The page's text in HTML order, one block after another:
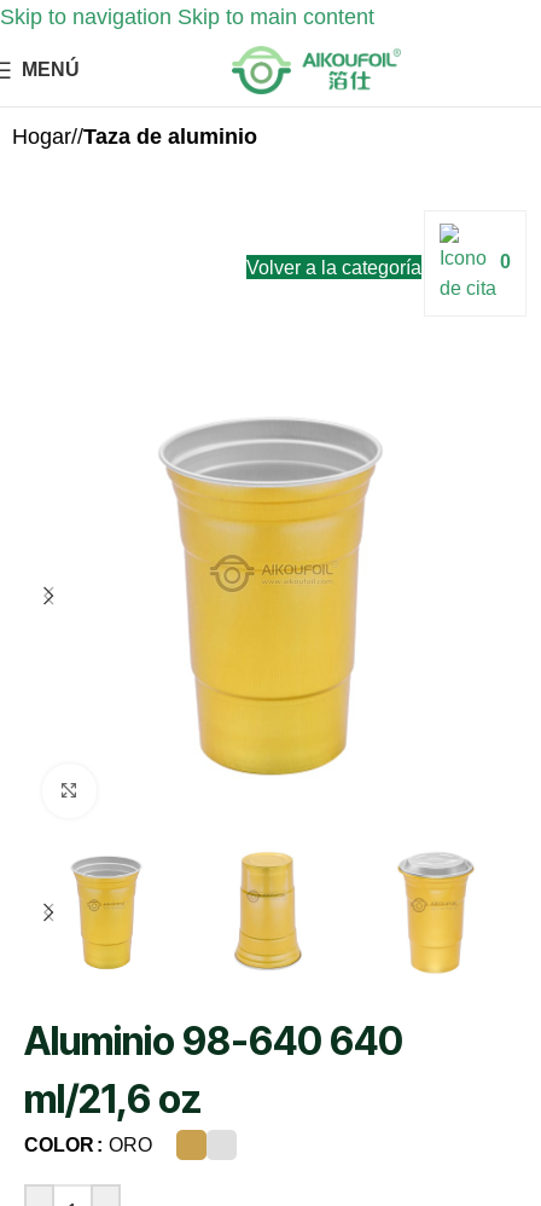
Skip to navigation Skip to main content
MENÚ
Hogar/ Taza de aluminio
Volver a la categoría 0
Aluminio 98-640 640
ml/21,6 oz
COLOR ORO